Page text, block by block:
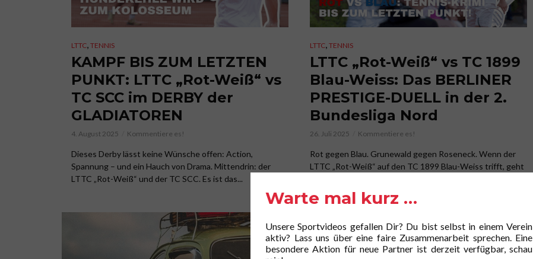
LTTC, TENNIS
KAMPF BIS ZUM LETZTEN
PUNKT: LTTC „Rot-Weiß“ vs
TC SCC im DERBY der
GLADIATOREN
4. August 2025 Kommentiere es!
Dieses Derby lässt keine Wünsche offen: Action,
Spannung – und ein Hauch von Drama. Mittendrin: der
LTTC „Rot-Weiß“ und der TC SCC. Es ist das...
LTTC, TENNIS
LTTC „Rot-Weiß“ vs TC 1899
Blau-Weiss: Das BERLINER
PRESTIGE-DUELL in der 2.
Bundesliga Nord
26. Juli 2025 Kommentiere es!
Rot gegen Blau. Grunewald gegen Roseneck. Wenn der
LTTC „Rot-Weiß“ auf den TC 1899 Blau-Weiss trifft, geht
Warte mal kurz …
Unsere Sportvideos gefallen Dir? Du bist selbst in einem Verein
aktiv? Lass uns über eine faire Zusammenarbeit sprechen. Eine
besondere Aktion für neue Partner ist derzeit verfügbar, schau